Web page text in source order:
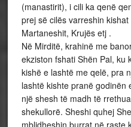
(manastirit), i cili ka qenë
prej së cilës varreshin
Martaneshit, Krujës etj .
Në Mirditë, krahinë me
ekziston fshati Shën Pal, ku
kishë e lashtë me qelë, pra
lashtë kishte pranë godinën
një shesh të madh të
shekullorë. Sheshi quhej
mblidheshin burrat në raste